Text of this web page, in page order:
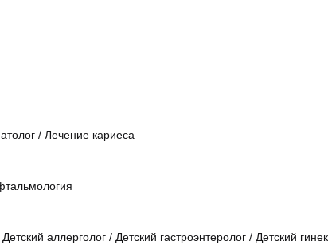
/ Лечение кариеса
Детский аллерголог / Детский гастроэнтеролог / Детский